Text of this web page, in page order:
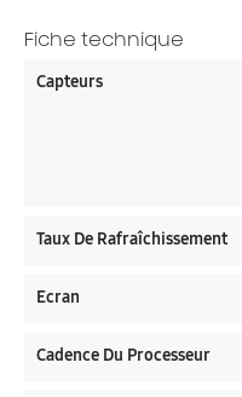
Fiche technique
Capteurs
Taux De Rafraîchissement
Ecran
Cadence Du Processeur